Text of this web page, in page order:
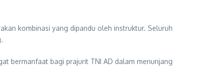
kombinasi yang dipandu oleh instruktur. Seluruh
bermanfaat bagi prajurit TNI AD dalam menunjang